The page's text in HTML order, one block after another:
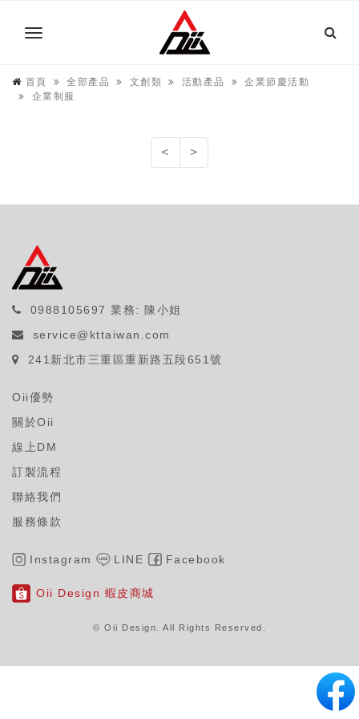
首頁 全部產品 文創類 活動產品
企業節慶活動
企業制服
< >
0988105697 業務: 陳小姐
service@kttaiwan.com
241新北市三重區重新路五段651號
Oii優勢
關於Oii
線上DM
訂製流程
聯絡我們
服務條款
Instagram LINE Facebook
Oii Design 蝦皮商城
© Oii Design. All Rights Reserved